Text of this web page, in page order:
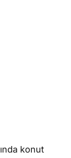
konut